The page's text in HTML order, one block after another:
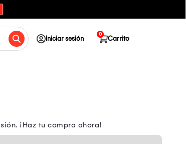
Iniciar sesión Carrito
0
¡Haz tu compra ahora!